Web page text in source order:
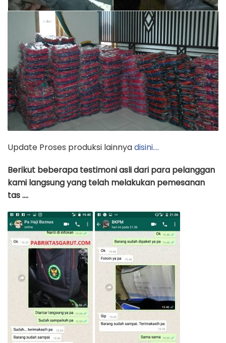
Update Proses produksi lainnyadisini….
Berikut beberapa testimoni asli dari para pelanggan
kami langsung yang telah melakukan pemesanan
tas ….